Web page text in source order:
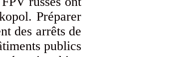
Préparer
des arrêts de
publics